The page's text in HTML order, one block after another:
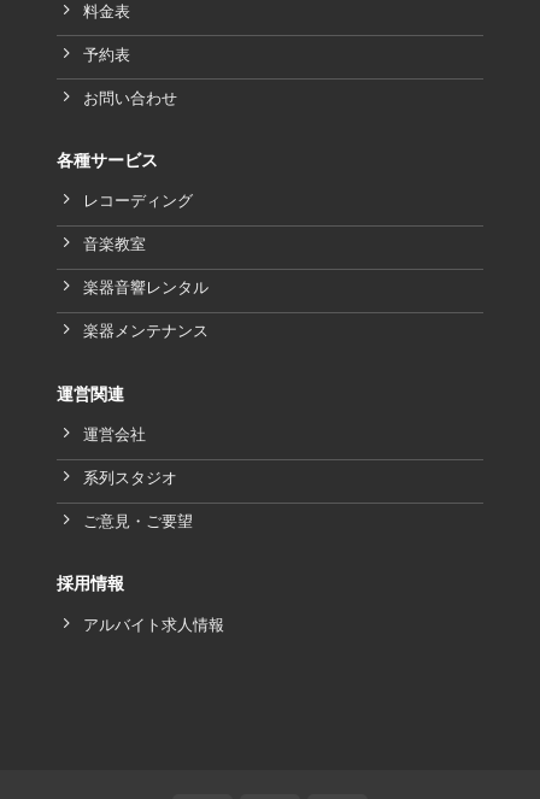
料金表
予約表
お問い合わせ
各種サービス
レコーディング
音楽教室
楽器音響レンタル
楽器メンテナンス
運営関連
運営会社
系列スタジオ
ご意見・ご要望
採用情報
アルバイト求人情報